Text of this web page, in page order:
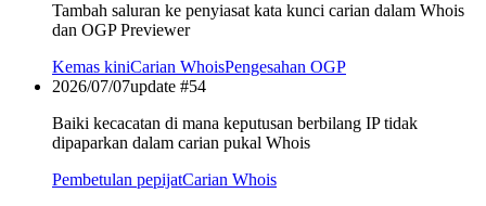
Tambah saluran ke penyiasat kata kunci carian dalam Whois
dan OGP Previewer
Kemas kiniCarian WhoisPengesahan OGP
2026/07/07update #54
Baiki kecacatan di mana keputusan berbilang IP tidak
dipaparkan dalam carian pukal Whois
Pembetulan pepijatCarian Whois